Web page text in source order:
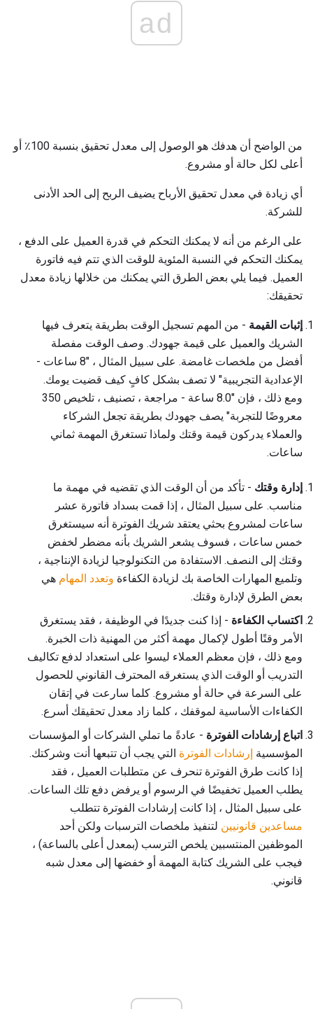
ad
من الواضح أن هدفك هو الوصول إلى معدل تحقيق بنسبة 100٪ أو
أعلى لكل حالة أو مشروع.
أي زيادة في معدل تحقيق الأرباح يضيف الربح إلى الحد الأدنى
للشركة.
على الرغم من أنه لا يمكنك التحكم في قدرة العميل على الدفع ،
يمكنك التحكم في النسبة المئوية للوقت الذي تتم فيه فاتورة
العميل. فيما يلي بعض الطرق التي يمكنك من خلالها زيادة معدل
تحقيقك:
إثبات القيمة - من المهم تسجيل الوقت بطريقة يتعرف فيها
الشريك والعميل على قيمة جهودك. وصف الوقت مفصلة
أفضل من ملخصات غامضة. على سبيل المثال ، "8 ساعات -
الإعدادية التجريبية" لا تصف بشكل كافٍ كيف قضيت يومك.
ومع ذلك ، فإن "8.0 ساعة - مراجعة ، تصنيف ، تلخيص 350
معروضًا للتجربة" يصف جهودك بطريقة تجعل الشركاء
والعملاء يدركون قيمة وقتك ولماذا تستغرق المهمة ثماني
ساعات.
إدارة وقتك - تأكد من أن الوقت الذي تقضيه في مهمة ما
مناسب. على سبيل المثال ، إذا قمت بسداد فاتورة عشر
ساعات لمشروع بحثي يعتقد شريك الفوترة أنه سيستغرق
خمس ساعات ، فسوف يشعر الشريك بأنه مضطر لخفض
وقتك إلى النصف. الاستفادة من التكنولوجيا لزيادة الإنتاجية ،
وتلميع المهارات الخاصة بك لزيادة الكفاءة وتعدد المهام هي
بعض الطرق لإدارة وقتك.
اكتساب الكفاءة - إذا كنت جديدًا في الوظيفة ، فقد يستغرق
الأمر وقتًا أطول لإكمال مهمة أكثر من المهنية ذات الخبرة.
ومع ذلك ، فإن معظم العملاء ليسوا على استعداد لدفع تكاليف
التدريب أو الوقت الذي يستغرقه المحترف القانوني للحصول
على السرعة في حالة أو مشروع. كلما سارعت في إتقان
الكفاءات الأساسية لموقفك ، كلما زاد معدل تحقيقك أسرع.
اتباع إرشادات الفوترة - عادةً ما تملي الشركات أو المؤسسات
المؤسسية إرشادات الفوترة التي يجب أن تتبعها أنت وشركتك.
إذا كانت طرق الفوترة تنحرف عن متطلبات العميل ، فقد
يطلب العميل تخفيضًا في الرسوم أو يرفض دفع تلك الساعات.
على سبيل المثال ، إذا كانت إرشادات الفوترة تتطلب
مساعدين قانونيين لتنفيذ ملخصات الترسبات ولكن أحد
الموظفين المنتسبين يلخص الترسب (بمعدل أعلى بالساعة) ،
فيجب على الشريك كتابة المهمة أو خفضها إلى معدل شبه
قانوني.